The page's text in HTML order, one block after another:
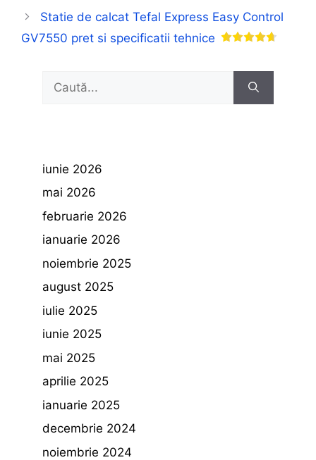
Statie de calcat Tefal Express Easy Control
GV7550 pret si specificatii tehnice
după:
iunie 2026
mai 2026
februarie 2026
ianuarie 2026
noiembrie 2025
august 2025
iulie 2025
iunie 2025
mai 2025
aprilie 2025
ianuarie 2025
decembrie 2024
noiembrie 2024